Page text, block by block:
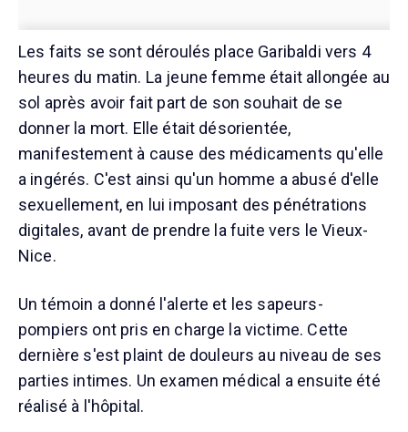
Les faits se sont déroulés place Garibaldi vers 4
heures du matin. La jeune femme était allongée au
sol après avoir fait part de son souhait de se
donner la mort. Elle était désorientée,
manifestement à cause des médicaments qu'elle
a ingérés. C'est ainsi qu'un homme a abusé d'elle
sexuellement, en lui imposant des pénétrations
digitales, avant de prendre la fuite vers le Vieux-
Nice.
Un témoin a donné l'alerte et les sapeurs-
pompiers ont pris en charge la victime. Cette
dernière s'est plaint de douleurs au niveau de ses
parties intimes. Un examen médical a ensuite été
réalisé à l'hôpital.